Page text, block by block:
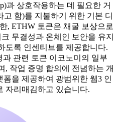
과 상호작용하는 데 필요한 거
함)를 지불하기 위한 기본 디
, ETHW 토큰은 채굴 보상으로
무결성과 온체인 보안을 유지
도록 인센티브를 제공합니다.
관련 토큰 이코노미의 일부
, 작업 증명 합의에 전념하는 개
을 제공하여 광범위한 웹3 인
자리매김하고 있습니다.